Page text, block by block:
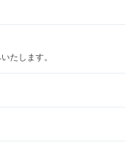
ー「鎌倉わらびも
スイーツ充実★
たします。